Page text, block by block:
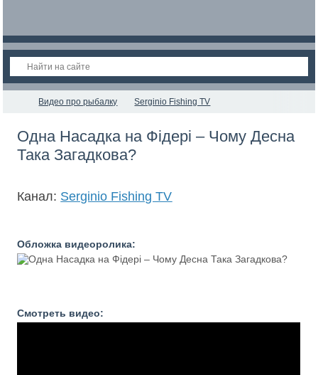
Видео про рыбалку Serginio Fishing TV
Одна Насадка на Фідері – Чому Десна
Така Загадкова?
Канал: Serginio Fishing TV
Обложка видеоролика:
Смотреть видео: